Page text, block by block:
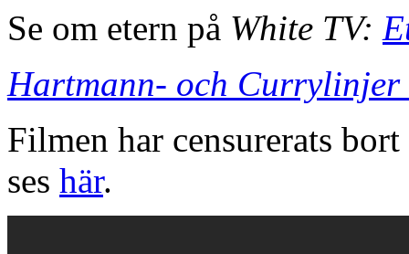
Se om etern på White TV:
Hartmann- och Currylinjer
Filmen har censurerats
ses här.